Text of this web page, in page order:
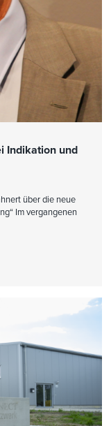
Indikation und
über die neue
Im vergangenen